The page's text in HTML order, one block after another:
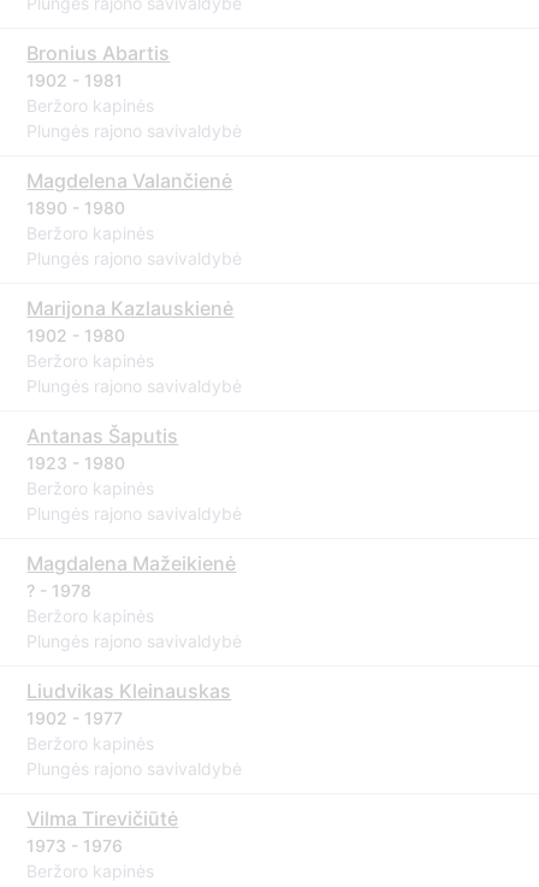
Bronius Abartis
1902 - 1981
Beržoro kapinės
Plungės rajono savivaldybė
Magdelena Valančienė
1890 - 1980
Beržoro kapinės
Plungės rajono savivaldybė
Marijona Kazlauskienė
1902 - 1980
Beržoro kapinės
Plungės rajono savivaldybė
Antanas Šaputis
1923 - 1980
Beržoro kapinės
Plungės rajono savivaldybė
Magdalena Mažeikienė
? - 1978
Beržoro kapinės
Plungės rajono savivaldybė
Liudvikas Kleinauskas
1902 - 1977
Beržoro kapinės
Plungės rajono savivaldybė
Vilma Tirevičiūtė
1973 - 1976
Beržoro kapinės